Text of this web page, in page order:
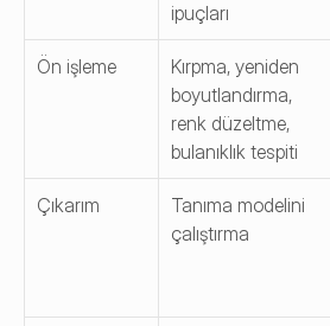
ipuçları
Ön işleme
Kırpma, yeniden
boyutlandırma,
renk düzeltme,
bulanıklık tespiti
Çıkarım
Tanıma modelini
çalıştırma